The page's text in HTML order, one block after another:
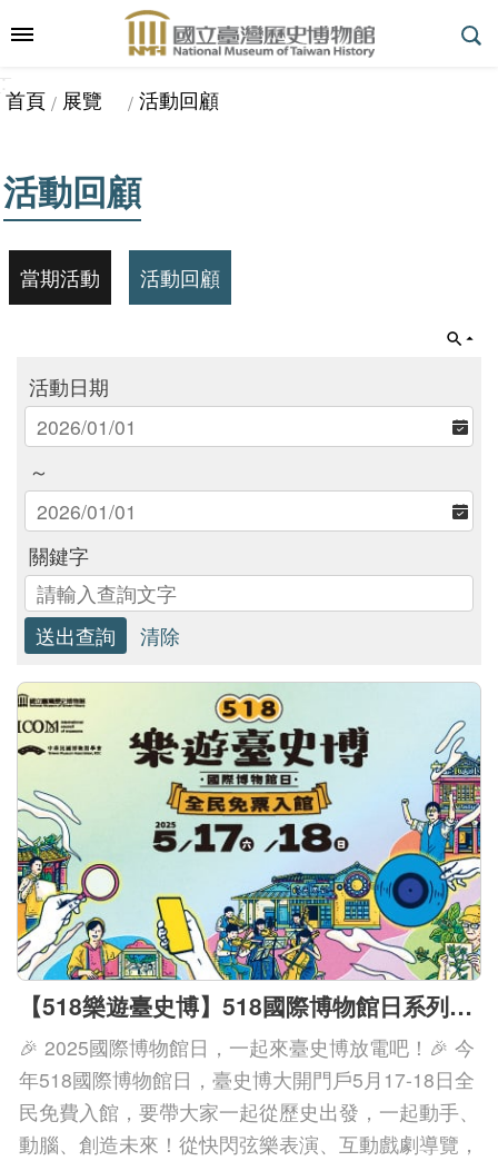
跳到主要內容區塊
階
尋
參
觀
指
展
覽
研
究
典
育
與
活
動
出
版
文
創
:::
首頁 展覽 活動回顧
活動回顧
當期活動 活動回顧
活動日期
～
關鍵字
【518樂遊臺史博】518國際博物館日系列活動
🎉 2025國際博物館日，一起來臺史博放電吧！🎉 今
年518國際博物館日，臺史博大開門戶5月17-18日全
民免費入館，要帶大家一起從歷史出發，一起動手、
動腦、創造未來！從快閃弦樂表演、互動戲劇導覽，